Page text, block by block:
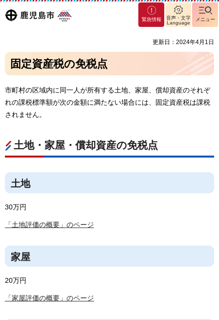
鹿児島
マグ
マシ
島市
緊急情報
音声・文字
Language
メニュー
更新日：2024年4月1日
固定資産税の免税点
市町村の区域内に同一人が所有する土地、家屋、償却資産のそれぞ
れの課税標準額が次の金額に満たない場合には、固定資産税は課税
されません。
土地・家屋・償却資産の免税点
土地
30万円
「土地評価の概要」のページ
家屋
20万円
「家屋評価の概要」のページ